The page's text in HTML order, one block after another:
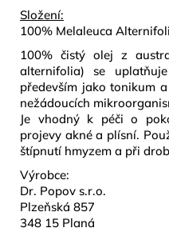
Složení:
100% Melaleuca
100% čistý olej z
alternifolia) se
především jako tonikum
nežádoucích
Je vhodný k péči o
projevy akné a plísní.
štípnutí hmyzem a při
Výrobce:
Dr. Popov s.r.o.
Plzeňská 857
348 15 Planá